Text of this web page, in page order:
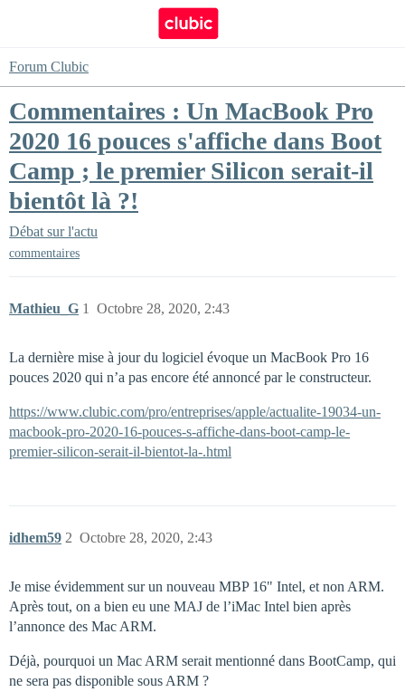
Forum Clubic
Commentaires : Un MacBook Pro
2020 16 pouces s'affiche dans Boot
Camp ; le premier Silicon serait-il
bientôt là ?!
Débat sur l'actu
commentaires
Mathieu_G Octobre 28, 2020, 2:43
1
La dernière mise à jour du logiciel évoque un MacBook Pro 16
pouces 2020 qui n’a pas encore été annoncé par le constructeur.
https://www.clubic.com/pro/entreprises/apple/actualite-19034-un-
macbook-pro-2020-16-pouces-s-affiche-dans-boot-camp-le-
premier-silicon-serait-il-bientot-la-.html
idhem59 Octobre 28, 2020, 2:43
2
Je mise évidemment sur un nouveau MBP 16" Intel, et non ARM.
Après tout, on a bien eu une MAJ de l’iMac Intel bien après
l’annonce des Mac ARM.
Déjà, pourquoi un Mac ARM serait mentionné dans BootCamp, qui
ne sera pas disponible sous ARM ?